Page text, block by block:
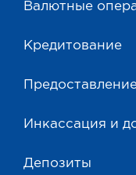
Валютные
Кредитование
Инкассация и
Депозиты